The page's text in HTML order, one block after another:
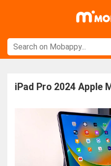
iPad Pro 2024 Apple